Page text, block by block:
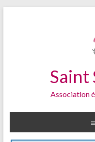
Saint
Association